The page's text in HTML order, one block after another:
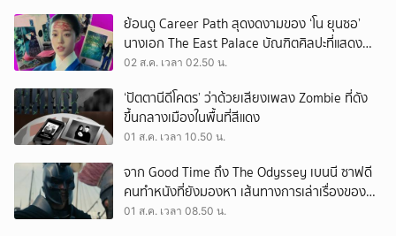
ย้อนดู Career Path สุดงดงามของ ‘โน ยุนซอ’
นางเอก The East Palace บัณฑิตศิลปะที่แสดง
เรื่องไหนก็ปัง
02 ส.ค. เวลา 02.50 น.
‘ปัตตานีดีโคตร’ ว่าด้วยเสียงเพลง Zombie ที่ดัง
ขึ้นกลางเมืองในพื้นที่สีแดง
01 ส.ค. เวลา 10.50 น.
จาก Good Time ถึง The Odyssey เบนนี ซาฟดี
คนทำหนังที่ยังมองหา เส้นทางการเล่าเรื่องของตัว
เอง
01 ส.ค. เวลา 08.50 น.